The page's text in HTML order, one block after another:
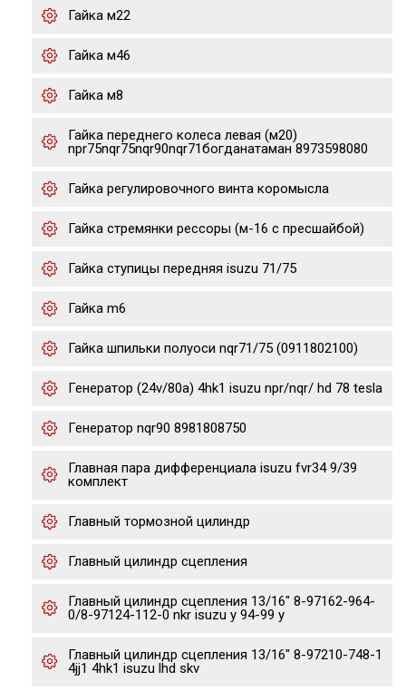
Гайка м22
Гайка м46
Гайка м8
Гайка переднего колеса левая (м20)
npr75nqr75nqr90nqr71богданатаман 8973598080
Гайка регулировочного винта коромысла
Гайка стремянки рессоры (м-16 с пресшайбой)
Гайка ступицы передняя isuzu 71/75
Гайка m6
Гайка шпильки полуоси nqr71/75 (0911802100)
Генератор (24v/80a) 4hk1 isuzu npr/nqr/ hd 78 tesla
Генератор nqr90 8981808750
Главная пара дифференциала isuzu fvr34 9/39
комплект
Главный тормозной цилиндр
Главный цилиндр сцепления
Главный цилиндр сцепления 13/16" 8-97162-964-
0/8-97124-112-0 nkr isuzu y 94-99 y
Главный цилиндр сцепления 13/16" 8-97210-748-1
4jj1 4hk1 isuzu lhd skv